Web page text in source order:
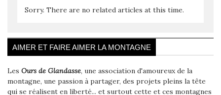
Sorry. There are no related articles at this time.
AIMER ET FAIRE AIMER LA MONTAGNE
Les Ours de Glandasse, une association d'amoureux de la
montagne, une passion à partager, des projets pleins la tête
qui se réalisent en liberté... et surtout cette et ces montagnes